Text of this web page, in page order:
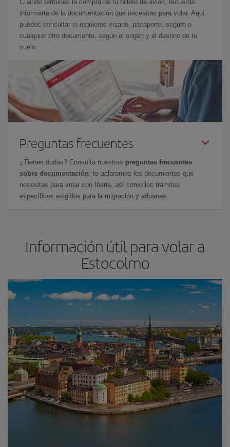
Cuando termines la compra de tu billete de avión, recuerda
informarte de la documentación que necesitas para volar. Aquí
puedes consultar si requieres visado, pasaporte, seguro o
cualquier otro documento, según el origen y el destino de tu
vuelo.
Preguntas frecuentes
¿Tienes dudas? Consulta nuestras preguntas frecuentes
sobre documentación: te aclaramos los documentos que
necesitas para volar con Iberia, así como los trámites
específicos exigidos para la migración y aduanas.
Información útil para volar a
Estocolmo